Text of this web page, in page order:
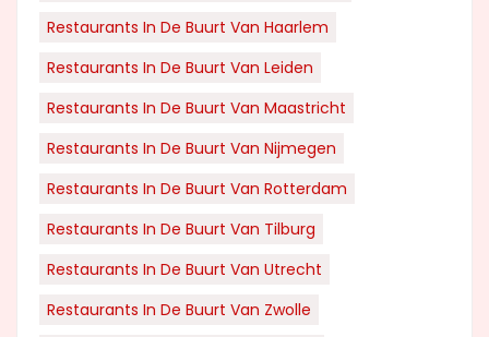
Restaurants In De Buurt Van Haarlem
Restaurants In De Buurt Van Leiden
Restaurants In De Buurt Van Maastricht
Restaurants In De Buurt Van Nijmegen
Restaurants In De Buurt Van Rotterdam
Restaurants In De Buurt Van Tilburg
Restaurants In De Buurt Van Utrecht
Restaurants In De Buurt Van Zwolle